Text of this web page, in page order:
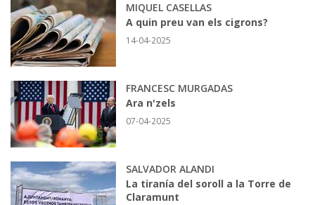
MIQUEL CASELLAS
A quin preu van els cigrons?
14-04-2025
FRANCESC MURGADAS
Ara n'zels
07-04-2025
SALVADOR ALANDI
La tiranía del soroll a la Torre de
Claramunt